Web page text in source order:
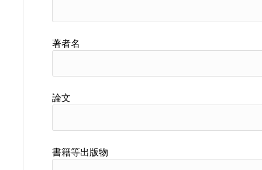
著者名
論文
書籍等出版物